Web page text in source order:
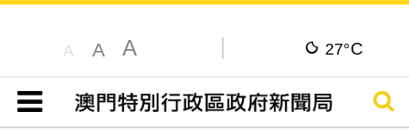
A A A 27°C
目錄
搜尋